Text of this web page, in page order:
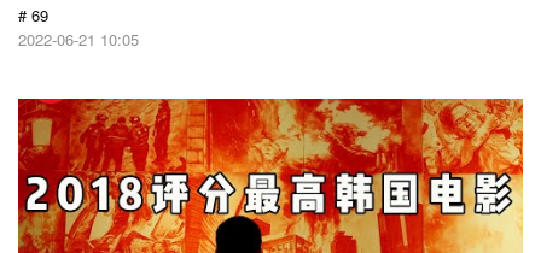
# 69
2022-06-21 10:05